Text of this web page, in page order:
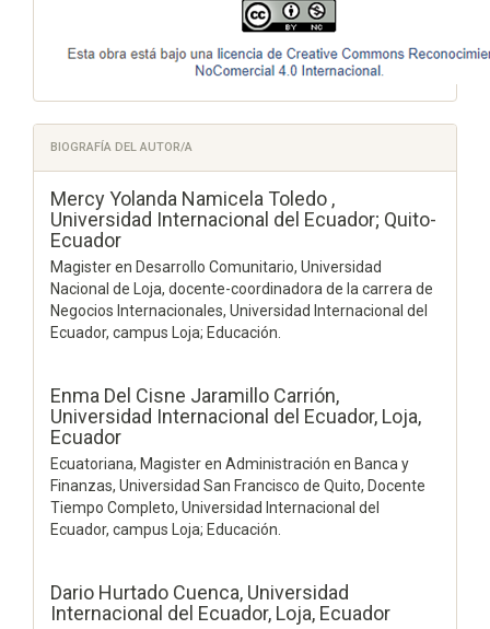
BIOGRAFÍA DEL AUTOR/A
Mercy Yolanda Namicela Toledo ,
Universidad Internacional del Ecuador; Quito-
Ecuador
Magister en Desarrollo Comunitario, Universidad
Nacional de Loja, docente-coordinadora de la carrera de
Negocios Internacionales, Universidad Internacional del
Ecuador, campus Loja; Educación.
Enma Del Cisne Jaramillo Carrión,
Universidad Internacional del Ecuador, Loja,
Ecuador
Ecuatoriana, Magister en Administración en Banca y
Finanzas, Universidad San Francisco de Quito, Docente
Tiempo Completo, Universidad Internacional del
Ecuador, campus Loja; Educación.
Dario Hurtado Cuenca, Universidad
Internacional del Ecuador, Loja, Ecuador